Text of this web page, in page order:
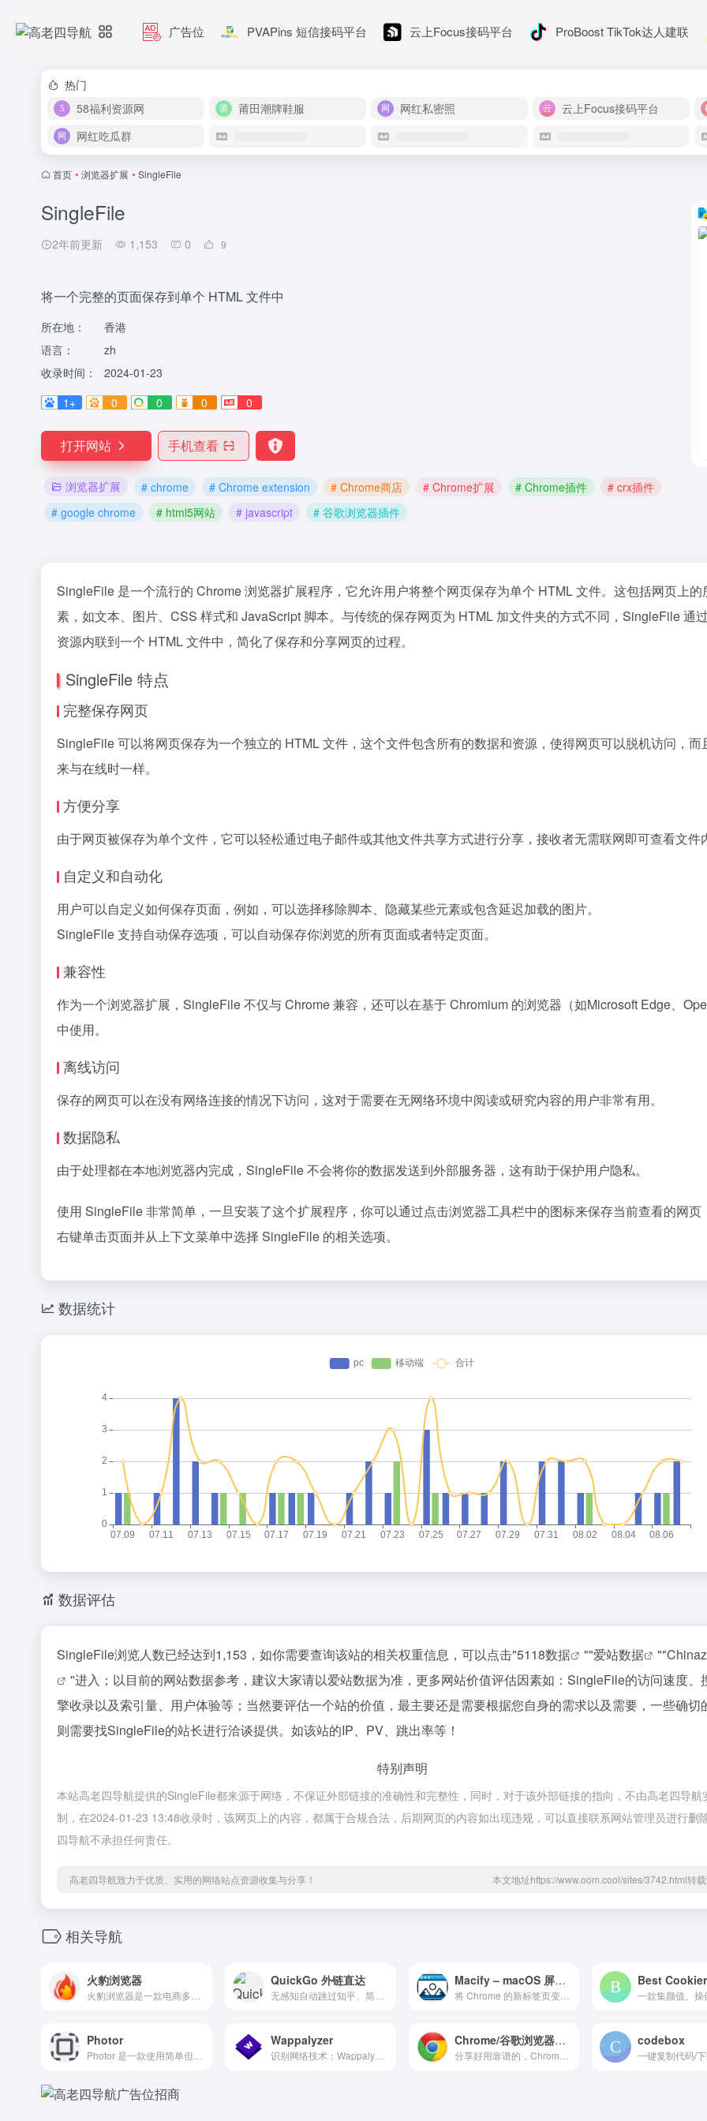
广告位 PVAPins 短信接码平台 云上Focus接码平台 ProBoost TikTok达人建联
热门
58福利资源网
莆田潮牌鞋服 网红私密照
云上Focus接码平台
网红吃瓜群
首页 • 浏览器扩展 • SingleFile
SingleFile
2年前更新 1,153 0 9
将一个完整的页面保存到单个 HTML 文件中
所在地：
香港
语言：
zh
收录时间：
2024-01-23
1+
0 0 0 0
打开网站 手机查看
浏览器扩展 # chrome # Chrome extension # Chrome商店 # Chrome扩展 # Chrome插件
# crx插件
# google chrome
# html5网站 # javascript # 谷歌浏览器插件
SingleFile 是一个流行的 Chrome 浏览器扩展程序，它允许用户将整个网页保存为单个 HTML 文件。这包括网页上的
素，如文本、图片、CSS 样式和 JavaScript 脚本。与传统的保存网页为 HTML 加文件夹的方式不同，SingleFile 通
资源内联到一个 HTML 文件中，简化了保存和分享网页的过程。
SingleFile 特点
完整保存网页
SingleFile 可以将网页保存为一个独立的 HTML 文件，这个文件包含所有的数据和资源，使得网页可以脱机访问，而
来与在线时一样。
方便分享
由于网页被保存为单个文件，它可以轻松通过电子邮件或其他文件共享方式进行分享，接收者无需联网即可查看文件
自定义和自动化
用户可以自定义如何保存页面，例如，可以选择移除脚本、隐藏某些元素或包含延迟加载的图片。
SingleFile 支持自动保存选项，可以自动保存你浏览的所有页面或者特定页面。
兼容性
作为一个浏览器扩展，SingleFile 不仅与 Chrome 兼容，还可以在基于 Chromium 的浏览器（如Microsoft Edge、
中使用。
离线访问
保存的网页可以在没有网络连接的情况下访问，这对于需要在无网络环境中阅读或研究内容的用户非常有用。
数据隐私
由于处理都在本地浏览器内完成，SingleFile 不会将你的数据发送到外部服务器，这有助于保护用户隐私。
使用 SingleFile 非常简单，一旦安装了这个扩展程序，你可以通过点击浏览器工具栏中的图标来保存当前查看的网页
右键单击页面并从上下文菜单中选择 SingleFile 的相关选项。
数据统计
数据评估
SingleFile浏览人数已经达到1,153，如你需要查询该站的相关权重信息，可以点击"5118数据 ""爱站数据 ""
"进入；以目前的网站数据参考，建议大家请以爱站数据为准，更多网站价值评估因素如：SingleFile的访问速度、
擎收录以及索引量、用户体验等；当然要评估一个站的价值，最主要还是需要根据您自身的需求以及需要，一些确切
则需要找SingleFile的站长进行洽谈提供。如该站的IP、PV、跳出率等！
特别声明
本站高老四导航提供的SingleFile都来源于网络，不保证外部链接的准确性和完整性，同时，对于该外部链接的指向，不由高老四导航
制，在2024-01-23 13:48收录时，该网页上的内容，都属于合规合法，后期网页的内容如出现违规，可以直接联系网站管理员进行删
四导航不承担任何责任。
高老四导航致力于优质、实用的网络站点资源收集与分享！ 本文地址https://www.oom.cool/sites/3742.html转
相关导航
火豹浏览器 QuickGo 外链直达
无感知自动跳过知乎、简书、掘金、CSDN、少数派、Gitee 等网站的安全中心跳转限制
Macify – macOS 屏保视频标签页 Best Cookier
Photor Wappalyzer
识别网络技术；Wappalyzer 是一款跨平台工具，可发现网站使用的技术。它能检测内容管理系统、电子商务平台、网络框架、服务器软件、分析工具等。
Chrome/谷歌浏览器插件 codebox
一键复制代码/